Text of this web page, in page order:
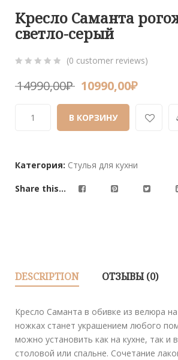
Кресло Саманта
светло-серый
out
based
ratings
(0 customer reviews)
14990,00₽ 10990,00₽
В КОРЗИНУ
Категория: Стулья для кухни
Share this...
DESCRIPTION ОТЗЫВЫ (0)
Кресло Саманта в обивке из велюра
ножках станет украшением любого
можно установить как на кухне, так и
столовой или спальне. Сочетание